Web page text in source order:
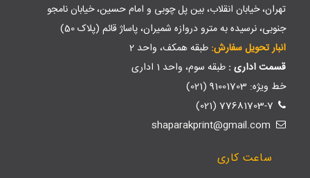
تهران، خیابان انقلاب، بین پل چوبی و امام حسین، خیابان نامجو
جنوبی، نرسیده به مترو دروازه شمیران، پاساژ قائم (پلاک 50)
انبار تحویل سفارش: طبقه همکف، واحد 2
قسمت اداری : طبقه سوم، واحد 1 اداری
خط ویژه: 91001703 (021)
77681703-7 (021)
ساعت کاری